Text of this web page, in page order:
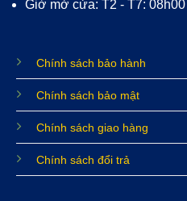
Giờ mở cửa: T2 - T7:
Chính sách bảo hành
Chính sách bảo mật
Chính sách giao hàng
Chính sách đổi trả